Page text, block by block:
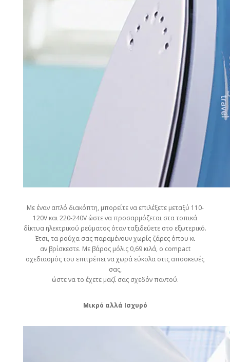
Με έναν απλό διακόπτη, μπορείτε να επιλέξετε μεταξύ 110-
120V και 220-240V ώστε να προσαρμόζεται στα τοπικά
δίκτυα ηλεκτρικού ρεύματος όταν ταξιδεύετε στο εξωτερικό.
Έτσι, τα ρούχα σας παραμένουν χωρίς ζάρες όπου κι
αν βρίσκεστε. Με βάρος μόλις 0,69 κιλά, ο compact
σχεδιασμός του επιτρέπει να χωρά εύκολα στις αποσκευές
σας,
ώστε να το έχετε μαζί σας σχεδόν παντού.
Μικρό αλλά Ισχυρό